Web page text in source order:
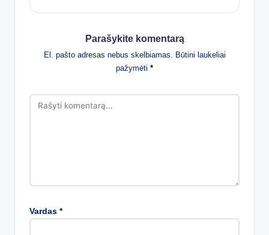
Parašykite komentarą
El. pašto adresas nebus skelbiamas. Būtini laukeliai
pažymėti *
Vardas *